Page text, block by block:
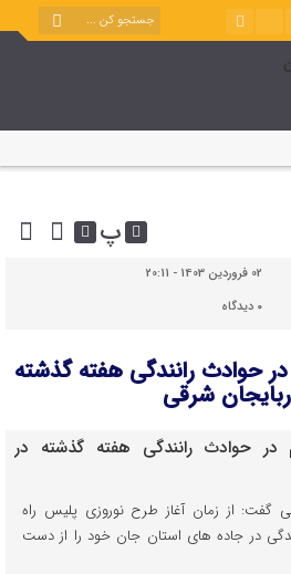
پ
02 فروردین 1403 - 20:11
۰ دیدگاه
مصدوم در حوادث رانندگی هفته گذشته
شرقی
گفت: از زمان آغاز طرح نوروزی پلیس راه
رانندگی در جاده های استان جان خود را از دست